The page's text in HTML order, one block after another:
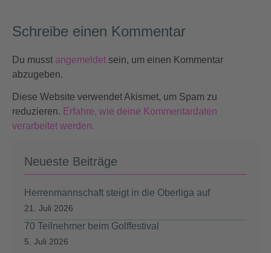
Schreibe einen Kommentar
Du musst angemeldet sein, um einen Kommentar
abzugeben.
Diese Website verwendet Akismet, um Spam zu
reduzieren. Erfahre, wie deine Kommentardaten
verarbeitet werden.
Neueste Beiträge
Herrenmannschaft steigt in die Oberliga auf
21. Juli 2026
70 Teilnehmer beim Golffestival
5. Juli 2026